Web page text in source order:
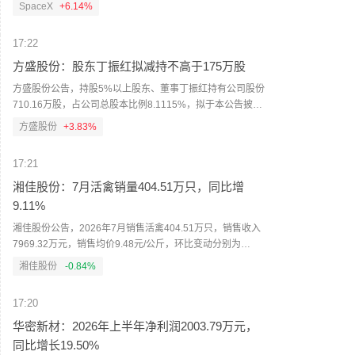
SpaceX +6.14%
17:22
方盛股份：股东丁振红拟减持不高于175万股
方盛股份公告，持股5%以上股东、董事丁振红持有公司股份
710.16万股，占公司总股本比例8.1115%，拟于本公告披露
之日起30个交易日后的3个月内，通过集中竞价或大宗交易方
方盛股份 +3.83%
17:21
湘佳股份：7月活禽销量404.51万只，同比增
9.11%
湘佳股份公告，2026年7月销售活禽404.51万只，销售收入
7969.32万元，销售均价9.48元/公斤，环比变动分别为
10.40%、6.21%、-0.61%，同比变动分别为9.11%、
湘佳股份 -0.84%
17:20
华密新材：2026年上半年净利润2003.79万元，
同比增长19.50%